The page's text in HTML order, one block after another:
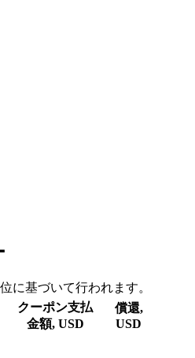
に基づいて行われます。
クーポン支払
金額, USD
償還,
USD